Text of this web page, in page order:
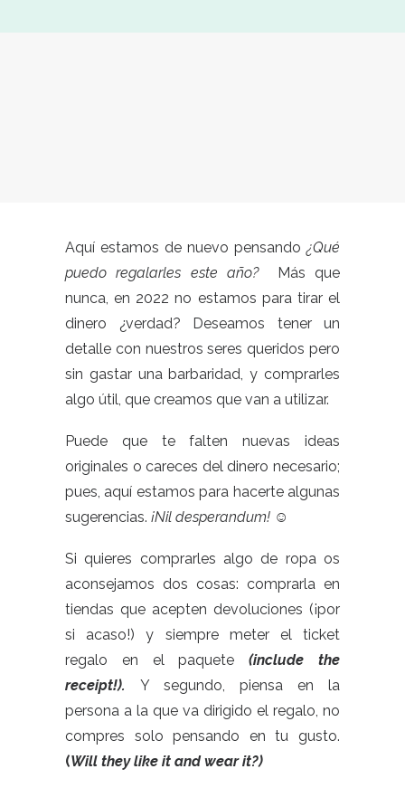
Aquí estamos de nuevo pensando¿Qué
puedo regalarles este año?
Más que
nunca, en 2022 no estamos para tirar el
dinero ¿verdad? Deseamos tener un
detalle con nuestros seres queridos pero
sin gastar una barbaridad, y comprarles
algo útil, que creamos que van a utilizar.
Puede que te falten nuevas ideas
originales o careces del dinero necesario;
pues, aquí estamos para hacerte algunas
sugerencias. ¡Nil desperandum! ☺
Si quieres comprarles algo de ropa os
aconsejamos dos cosas: comprarla en
tiendas que acepten devoluciones (¡por
si acaso!) y siempre meter el ticket
regalo en el paquete(include the
receipt!). Y segundo, piensa en la
persona a la que va dirigido el regalo, no
compres solo pensando en tu gusto.
(Will they like it and wear it?)